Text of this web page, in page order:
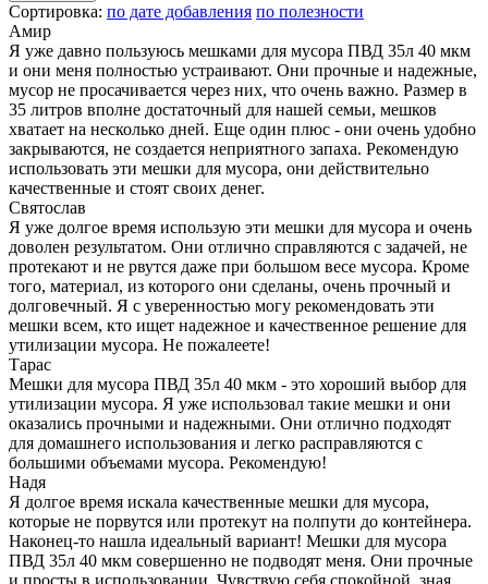
Сортировка: по дате добавления по полезности
Амир
Я уже давно пользуюсь мешками для мусора ПВД 35л 40 мкм
и они меня полностью устраивают. Они прочные и надежные,
мусор не просачивается через них, что очень важно. Размер в
35 литров вполне достаточный для нашей семьи, мешков
хватает на несколько дней. Еще один плюс - они очень удобно
закрываются, не создается неприятного запаха. Рекомендую
использовать эти мешки для мусора, они действительно
качественные и стоят своих денег.
Святослав
Я уже долгое время использую эти мешки для мусора и очень
доволен результатом. Они отлично справляются с задачей, не
протекают и не рвутся даже при большом весе мусора. Кроме
того, материал, из которого они сделаны, очень прочный и
долговечный. Я с уверенностью могу рекомендовать эти
мешки всем, кто ищет надежное и качественное решение для
утилизации мусора. Не пожалеете!
Тарас
Мешки для мусора ПВД 35л 40 мкм - это хороший выбор для
утилизации мусора. Я уже использовал такие мешки и они
оказались прочными и надежными. Они отлично подходят
для домашнего использования и легко расправляются с
большими объемами мусора. Рекомендую!
Надя
Я долгое время искала качественные мешки для мусора,
которые не порвутся или протекут на полпути до контейнера.
Наконец-то нашла идеальный вариант! Мешки для мусора
ПВД 35л 40 мкм совершенно не подводят меня. Они прочные
и просты в использовании. Чувствую себя спокойной, зная,